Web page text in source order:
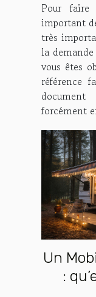
Pour faire
important
très
la
vous êtes
référence
forcément
Un
: